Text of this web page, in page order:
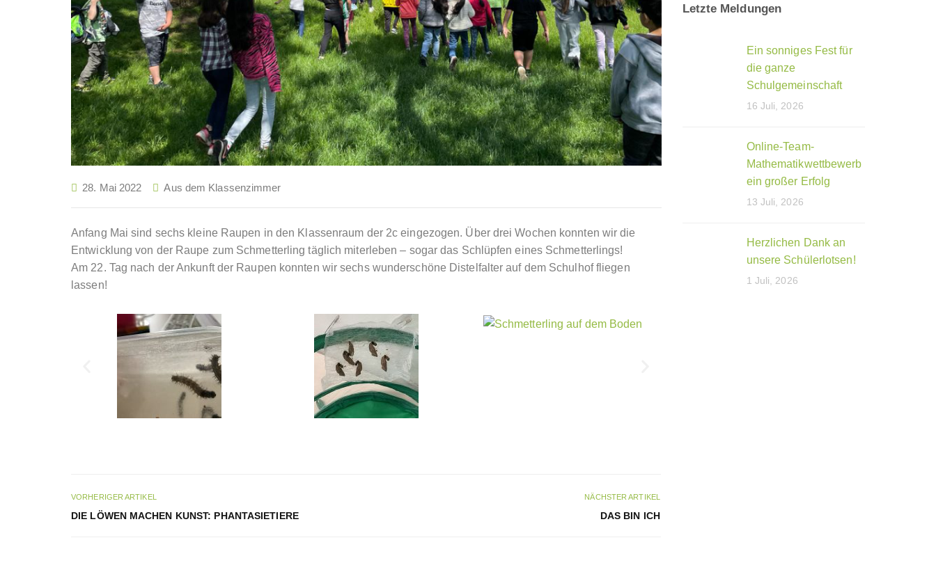
28. Mai 2022 Aus dem Klassenzimmer
Anfang Mai sind sechs kleine Raupen in den Klassenraum der 2c eingezogen. Über drei Wochen konnten wir die
Entwicklung von der Raupe zum Schmetterling täglich miterleben – sogar das Schlüpfen eines Schmetterlings!
Am 22. Tag nach der Ankunft der Raupen konnten wir sechs wunderschöne Distelfalter auf dem Schulhof fliegen
lassen!
VORHERIGER ARTIKEL
DIE LÖWEN MACHEN KUNST: PHANTASIETIERE
NÄCHSTER ARTIKEL
DAS BIN ICH
Letzte Meldungen
Ein sonniges Fest für
die ganze
Schulgemeinschaft
16 Juli, 2026
Online-Team-
Mathematikwettbewerb
ein großer Erfolg
13 Juli, 2026
Herzlichen Dank an
unsere Schülerlotsen!
1 Juli, 2026